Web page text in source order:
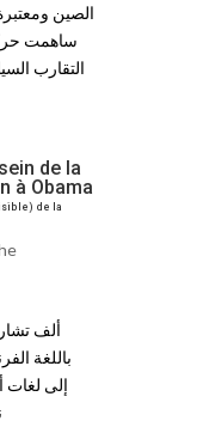
الصين
ساهمت
التقارب
de la
à Obama
de la
باللغة
إلى لغات